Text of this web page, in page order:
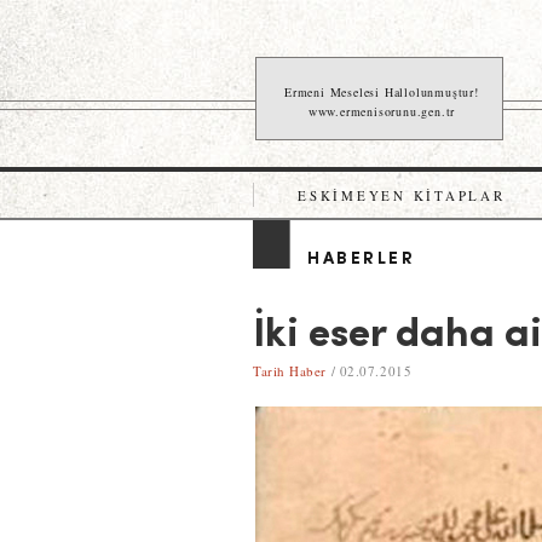
Ermeni Meselesi Hallolunmuştur!
www.ermenisorunu.gen.tr
ESKIMEYEN KITAPLAR
HABERLER
İki eser daha
Tarih Haber / 02.07.2015